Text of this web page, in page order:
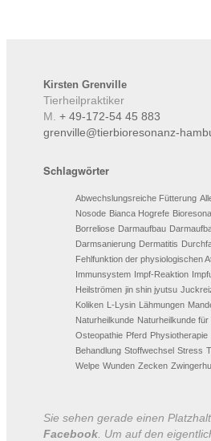
Kirsten Grenville
Tierheilpraktiker
M. + 49-172-54 45 883
grenville@tierbioresonanz-
Schlagwörter
Abwechslungsreiche Fütterung
Nosode Bianca Hogrefe
Borreliose Darmaufbau
Darmsanierung Dermatitis
Fehlfunktion der physiologischen
Immunsystem Impf-Reaktion
Heilströmen jin shin jyutsu
Koliken L-Lysin Lähmungen
Naturheilkunde Naturheilkunde für
Osteopathie Pferd Physiotherapie
Behandlung Stoffwechsel Stress
Welpe Wunden Zecken
Sie sehen gerade einen
Facebook. Um auf den